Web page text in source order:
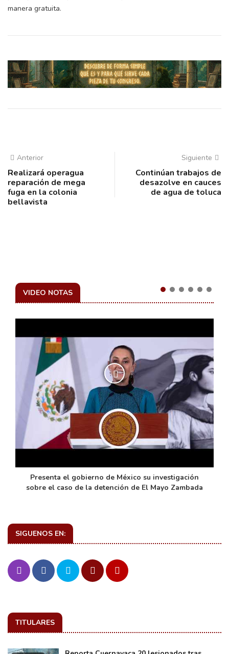
manera gratuita.
Anterior
Realizará operagua
reparación de mega
fuga en la colonia
bellavista
Siguiente
Continúan trabajos de
desazolve en cauces
de agua de toluca
VIDEO NOTAS
Presenta el gobierno de México su investigación
sobre el caso de la detención de El Mayo Zambada
SIGUENOS EN:
TITULARES